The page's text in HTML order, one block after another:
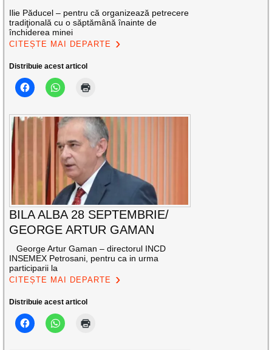
Ilie Păducel – pentru că organizează petrecere
tradiţională cu o săptămână înainte de
închiderea minei
CITEȘTE MAI DEPARTE
Distribuie acest articol
BILA ALBA 28 SEPTEMBRIE/
GEORGE ARTUR GAMAN
George Artur Gaman – directorul INCD
INSEMEX Petrosani, pentru ca in urma
participarii la
CITEȘTE MAI DEPARTE
Distribuie acest articol